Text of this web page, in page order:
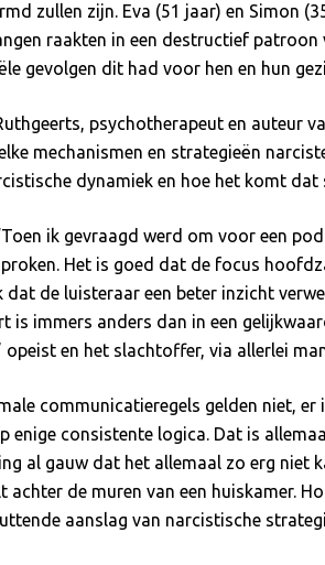
zullen zijn. Eva (51 jaar) en Simon
raakten in een destructief
gevolgen dit had voor hen en hun
psychotherapeut en auteur
mechanismen en strategieën
dynamiek en hoe het komt
ik gevraagd werd om voor een
Het is goed dat de focus
dat de luisteraar een beter inzicht
is immers anders dan in een
opeist en het slachtoffer, via allerlei
communicatieregels gelden niet,
enige consistente logica. Dat is
al gauw dat het allemaal zo erg niet
achter de muren van een huiskamer.
aanslag van narcistische